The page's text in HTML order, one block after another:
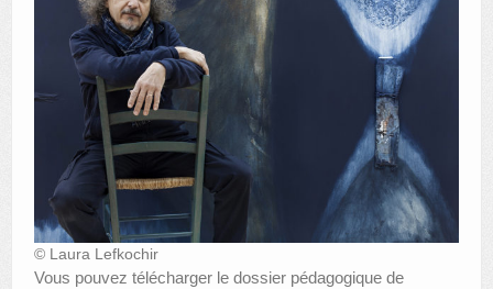
© Laura Lefkochir
Vous pouvez télécharger le dossier pédagogique de